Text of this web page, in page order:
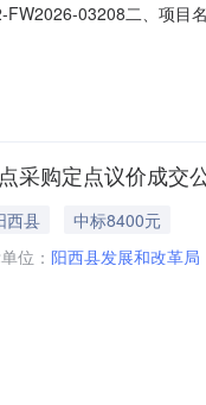
03208二、项目
时间：2026-08-
采购定点议价成交
西县
中标8400元
位： 阳西县发展和改革局